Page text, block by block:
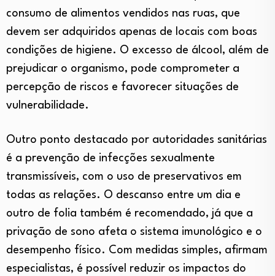
consumo de alimentos vendidos nas ruas, que
devem ser adquiridos apenas de locais com boas
condições de higiene. O excesso de álcool, além de
prejudicar o organismo, pode comprometer a
percepção de riscos e favorecer situações de
vulnerabilidade.
Outro ponto destacado por autoridades sanitárias
é a prevenção de infecções sexualmente
transmissíveis, com o uso de preservativos em
todas as relações. O descanso entre um dia e
outro de folia também é recomendado, já que a
privação de sono afeta o sistema imunológico e o
desempenho físico. Com medidas simples, afirmam
especialistas, é possível reduzir os impactos do